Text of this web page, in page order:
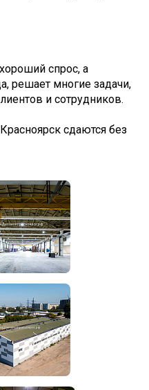
спрос, а
решает многие задачи,
и сотрудников.
сдаются без